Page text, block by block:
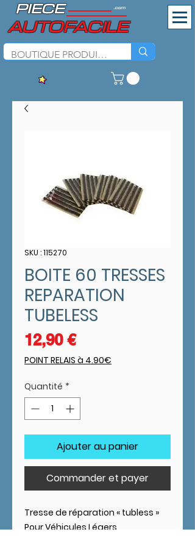
.com
PIECE
AUTOFACILE
SKU : 115270
BOITE 60 TRESSES
REPARATION
TUBELESS
12,90 €Prix
POINT RELAIS à 4.90€
Quantité *
Ajouter au panier
Commander et payer
Tresse de réparation « tubless »
PourVéhicules Légers